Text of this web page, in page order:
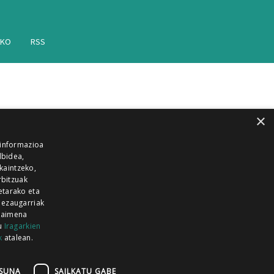
RSS
GUKA
×
eta
Iragarkien
atalean.
SAILKATU GABE